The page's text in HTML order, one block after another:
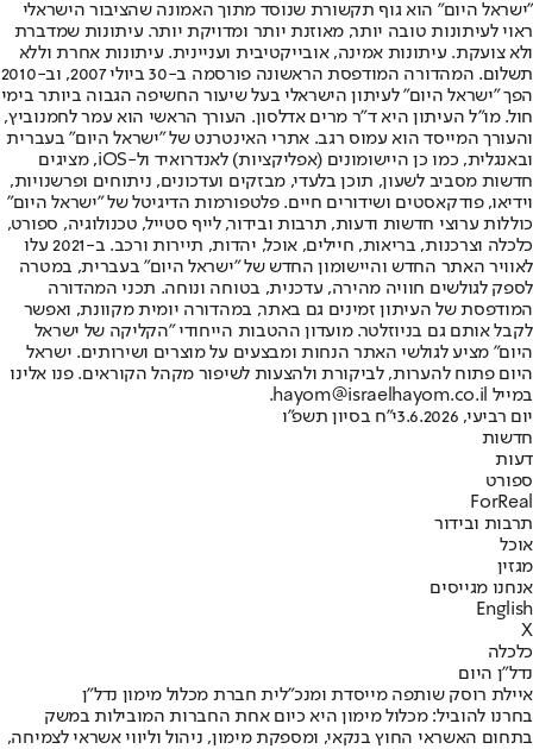
"ישראל היום" הוא גוף תקשורת שנוסד מתוך האמונה שהציבור הישראלי
ראוי לעיתונות טובה יותר, מאוזנת יותר ומדויקת יותר. עיתונות שמדברת
ולא צועקת. עיתונות אמינה, אובייקטיבית ועניינית. עיתונות אחרת וללא
תשלום. המהדורה המודפסת הראשונה פורסמה ב-30 ביולי 2007, וב-2010
הפך "ישראל היום" לעיתון הישראלי בעל שיעור החשיפה הגבוה ביותר בימי
חול. מו"ל העיתון היא ד"ר מרים אדלסון. העורך הראשי הוא עמר לחמנוביץ,
והעורך המייסד הוא עמוס רגב. אתרי האינטרנט של "ישראל היום" בעברית
ובאנגלית, כמו כן היישומונים (אפליקציות) לאנדרואיד ול-iOS, מציגים
חדשות מסביב לשעון, תוכן בלעדי, מבזקים ועדכונים, ניתוחים ופרשנויות,
וידיאו, פודקאסטים ושידורים חיים. פלטפורמות הדיגיטל של "ישראל היום"
כוללות ערוצי חדשות ודעות, תרבות ובידור, לייף סטייל, טכנולוגיה, ספורט,
כלכלה וצרכנות, בריאות, חיילים, אוכל, יהדות, תיירות ורכב. ב-2021 עלו
לאוויר האתר החדש והיישומון החדש של "ישראל היום" בעברית, במטרה
לספק לגולשים חוויה מהירה, עדכנית, בטוחה ונוחה. תכני המהדורה
המודפסת של העיתון זמינים גם באתר, במהדורה יומית מקוונת, ואפשר
לקבל אותם גם בניוזלטר. מועדון ההטבות הייחודי "הקליקה של ישראל
היום" מציע לגולשי האתר הנחות ומבצעים על מוצרים ושירותים. ישראל
היום פתוח להערות, לביקורת ולהצעות לשיפור מקהל הקוראים. פנו אלינו
במייל hayom@israelhayom.co.il.
יום רביעי, 3.6.2026
י"ח בסיון תשפ"ו
חדשות
דעות
ספורט
ForReal
תרבות ובידור
אוכל
מגזין
אנחנו מגייסים
English
X
כלכלה
נדל"ן היום
איילת רוסק שותפה מייסדת ומנכ"לית חברת מכלול מימון נדל"ן
בחרנו להוביל: מכלול מימון היא כיום אחת החברות המובילות במשק
בתחום האשראי החוץ בנקאי, ומספקת מימון, ניהול וליווי אשראי לצמיחה,